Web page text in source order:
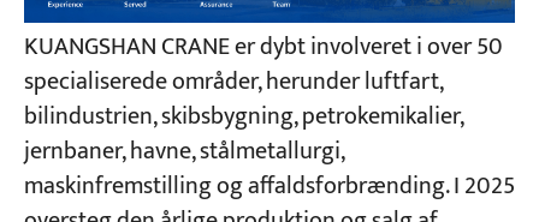
KUANGSHAN CRANE er dybt involveret i over 50
specialiserede områder, herunder luftfart,
bilindustrien, skibsbygning, petrokemikalier,
jernbaner, havne, stålmetallurgi,
maskinfremstilling og affaldsforbrænding. I 2025